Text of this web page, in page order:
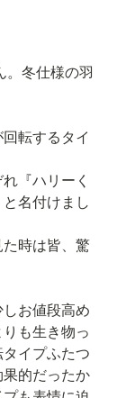
。冬仕様の羽
転するタイ
『ハリーく
名付けまし
時は皆、驚
お値段高め
も生き物っ
イプふたつ
的だったか